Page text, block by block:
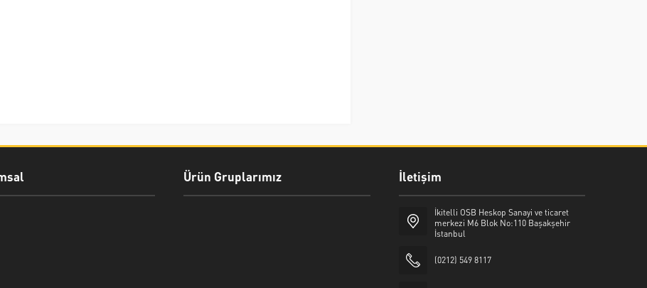
Ürün Gruplarımız İletişim
İkitelli OSB Heskop Sanayi ve ticaret
merkezi M6 Blok No:110 Başakşehir
İstanbul
(0212) 549 8117